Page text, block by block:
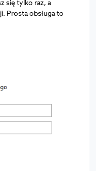
się tylko raz, a
Prosta obsługa to